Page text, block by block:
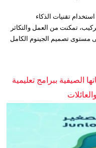
تقنيات الذكاء
تمكنت من العمل والتكاثر
مستوى تصميم الجينوم الكامل
الصيفية ببرامج تعليمية